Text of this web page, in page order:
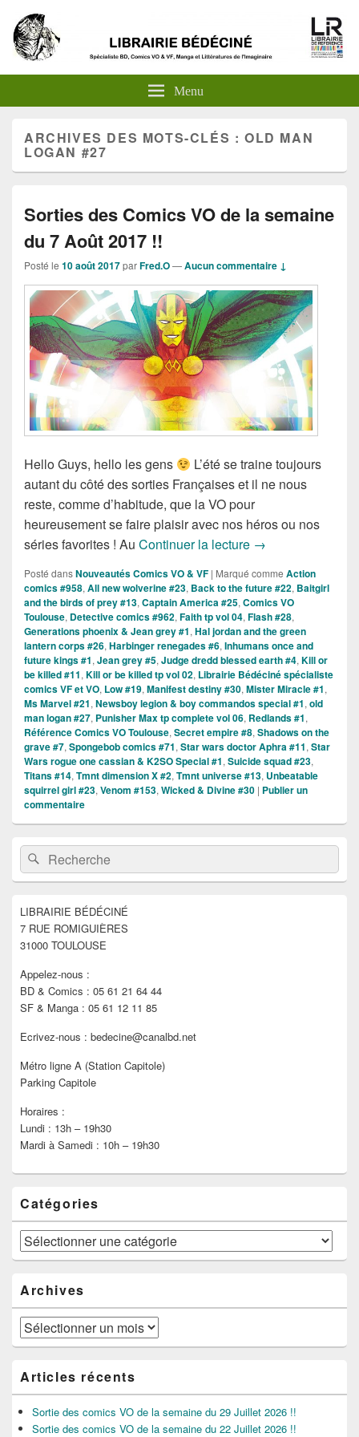
Menu
ARCHIVES DES MOTS-CLÉS :OLD MAN
LOGAN #27
Sorties des Comics VO de la semaine
du 7 Août 2017 !!
Posté le 10 août 2017parFred.O—Aucun commentaire ↓
Hello Guys, hello les gens
L’été se traine toujours
autant du côté des sorties Françaises et il ne nous
reste, comme d’habitude, que la VO pour
heureusement se faire plaisir avec nos héros ou nos
séries favorites ! Au Continuer la lecture Sorties des
→
Posté dansNouveautés Comics VO & VF | Marqué comme Action
comics #958, All new wolverine #23, Back to the future #22, Baitgirl
and the birds of prey #13, Captain America #25, Comics VO
Toulouse, Detective comics #962, Faith tp vol 04, Flash #28,
Generations phoenix & Jean grey #1, Hal jordan and the green
lantern corps #26, Harbinger renegades #6, Inhumans once and
future kings #1, Jean grey #5, Judge dredd blessed earth #4, Kill or
be killed #11, Kill or be killed tp vol 02, Librairie Bédéciné spécialiste
comics VF et VO, Low #19, Manifest destiny #30, Mister Miracle #1,
Ms Marvel #21, Newsboy legion & boy commandos special #1, old
man logan #27, Punisher Max tp complete vol 06, Redlands #1,
Référence Comics VO Toulouse, Secret empire #8, Shadows on the
grave #7, Spongebob comics #71, Star wars doctor Aphra #11, Star
Wars rogue one cassian & K2SO Special #1, Suicide squad #23,
Titans #14, Tmnt dimension X #2, Tmnt universe #13, Unbeatable
squirrel girl #23, Venom #153, Wicked & Divine #30 | Publier un
commentaire
Zone
principale
de
widget
barre
latérale
Recherche :Rechercher
LIBRAIRIE BÉDÉCINÉ
7 RUE ROMIGUIÈRES
31000 TOULOUSE
Appelez-nous :
BD & Comics : 05 61 21 64 44
SF & Manga : 05 61 12 11 85
Ecrivez-nous : bedecine@canalbd.net
Métro ligne A (Station Capitole)
Parking Capitole
Horaires :
Lundi : 13h – 19h30
Mardi à Samedi : 10h – 19h30
Catégories
Catégories
Archives
Archives
Articles récents
Sortie des comics VO de la semaine du 29 Juillet 2026 !!
Sortie des comics VO de la semaine du 22 Juillet 2026 !!